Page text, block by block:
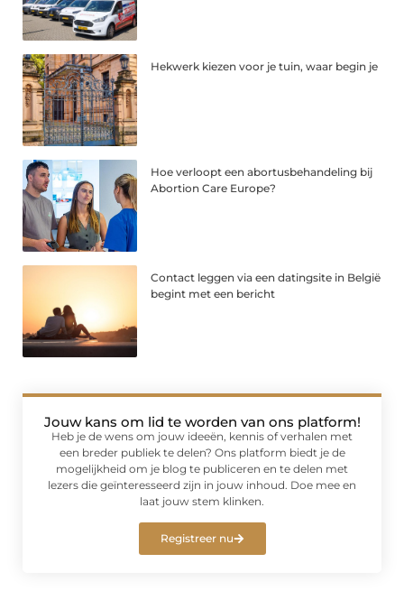
Hekwerk kiezen voor je tuin, waar begin je
Hoe verloopt een abortusbehandeling bij
Abortion Care Europe?
Contact leggen via een datingsite in België
begint met een bericht
Jouw kans om lid te worden van ons platform!
Heb je de wens om jouw ideeën, kennis of verhalen met
een breder publiek te delen? Ons platform biedt je de
mogelijkheid om je blog te publiceren en te delen met
lezers die geïnteresseerd zijn in jouw inhoud. Doe mee en
laat jouw stem klinken.
Registreer nu